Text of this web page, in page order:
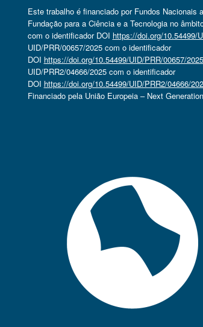
Este trabalho é financiado por Fundos Nacionais
Fundação para a Ciência e a Tecnologia no
com o identificador DOI https://doi.org/10.54499/
UID/PRR/00657/2025 com o identificador
DOI https://doi.org/10.54499/UID/PRR/00657/2025
UID/PRR2/04666/2025 com o identificador
DOI https://doi.org/10.54499/UID/PRR2/04666/
Financiado pela União Europeia – Next